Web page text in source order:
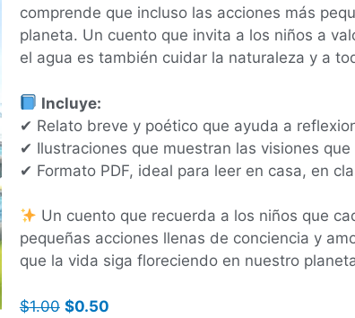
comprende que incluso las acciones más
planeta. Un cuento que invita a los niños a
el agua es también cuidar la naturaleza y a
Incluye:
✔ Relato breve y poético que ayuda a
✔ Ilustraciones que muestran las visiones
✔ Formato PDF, ideal para leer en casa, en
Un cuento que recuerda a los niños que
pequeñas acciones llenas de conciencia y
que la vida siga floreciendo en nuestro
$1.00 $0.50